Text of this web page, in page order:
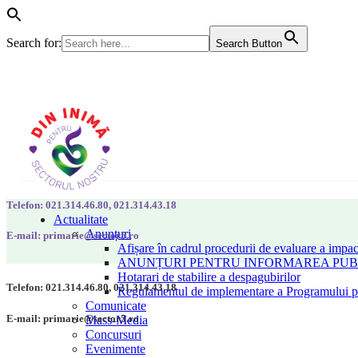
Search for: Search Button
Actualitate
Anunțuri
Afișare în cadrul procedurii de evaluare a
ANUNȚURI PENTRU INFORMAREA
Hotarari de stabilire a despagubirilor
Regulamentul de implementare a Programului
Comunicate
Mass-Media
Concursuri
Evenimente
Telefon: 021.314.46.80, 021.314.43.18
E-mail: primarie@sector5.ro
Telefon: 021.314.46.80, 021.314.43.18
E-mail: primarie@sector5.ro